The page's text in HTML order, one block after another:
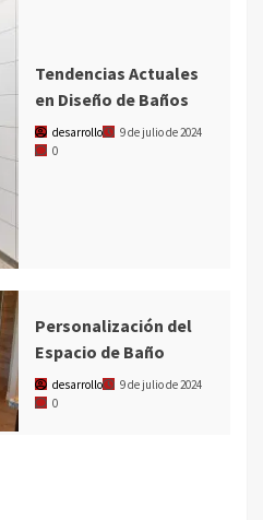
Tendencias Actuales
en Diseño de Baños
desarrollo
9 de julio de 2024
0
Personalización del
Espacio de Baño
desarrollo
9 de julio de 2024
0